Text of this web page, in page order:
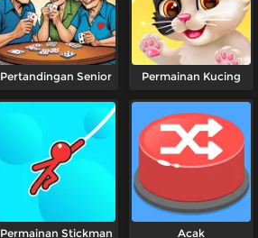
Pertandingan Senior Permainan Kucing
Permainan Stickman Acak